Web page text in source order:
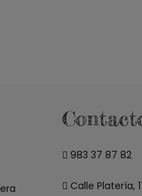
983 37 87 82
Calle Platería,